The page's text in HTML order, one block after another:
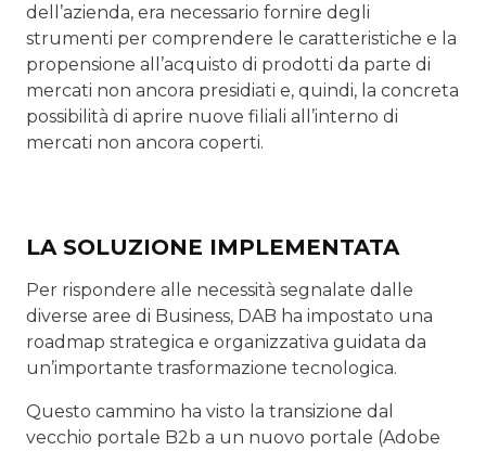
dell’azienda, era necessario fornire degli
strumenti per comprendere le caratteristiche e la
propensione all’acquisto di prodotti da parte di
mercati non ancora presidiati e, quindi, la concreta
possibilità di aprire nuove filiali all’interno di
mercati non ancora coperti.
LA SOLUZIONE IMPLEMENTATA
Per rispondere alle necessità segnalate dalle
diverse aree di Business, DAB ha impostato una
roadmap strategica e organizzativa guidata da
un’importante trasformazione tecnologica.
Questo cammino ha visto la transizione dal
vecchio portale B2b a un nuovo portale (Adobe